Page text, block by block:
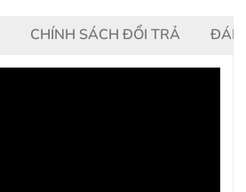
CHÍNH SÁCH ĐỔI TRẢ